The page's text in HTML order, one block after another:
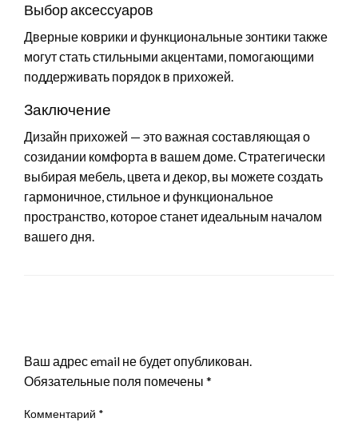
Выбор аксессуаров
Дверные коврики и функциональные зонтики также
могут стать стильными акцентами, помогающими
поддерживать порядок в прихожей.
Заключение
Дизайн прихожей — это важная составляющая о
созидании комфорта в вашем доме. Стратегически
выбирая мебель, цвета и декор, вы можете создать
гармоничное, стильное и функциональное
пространство, которое станет идеальным началом
вашего дня.
Ваш адрес email не будет опубликован.
Обязательные поля помечены *
Комментарий *